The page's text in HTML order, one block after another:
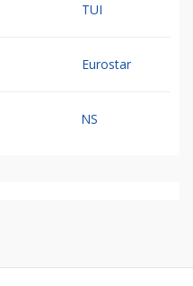
TUI
Eurostar
NS